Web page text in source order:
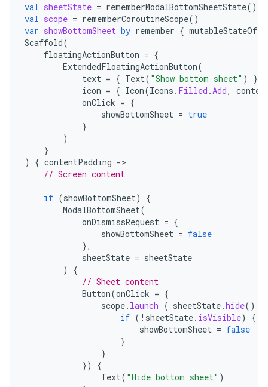
val sheetState = rememberModalBottomSheetState()
val scope = rememberCoroutineScope()
var showBottomSheet by remember { mutableStateOf
Scaffold(
floatingActionButton = {
ExtendedFloatingActionButton(
text = { Text( "Show bottom sheet" )
},
icon = { Icon(Icons . Filled .Add,
onClick = {
showBottomSheet = true
}
)
}
)
{ contentPadding -
// Screen content
if (showBottomSheet)
{
ModalBottomSheet(
onDismissRequest = {
showBottomSheet = false
},
sheetState = sheetState
)
{
// Sheet content
Button(onClick = {
scope. launch { sheetState.hide()
if ( ! sheetState. isVisible)
{
showBottomSheet = false
}
}
})
{
Text( "Hide bottom sheet" )